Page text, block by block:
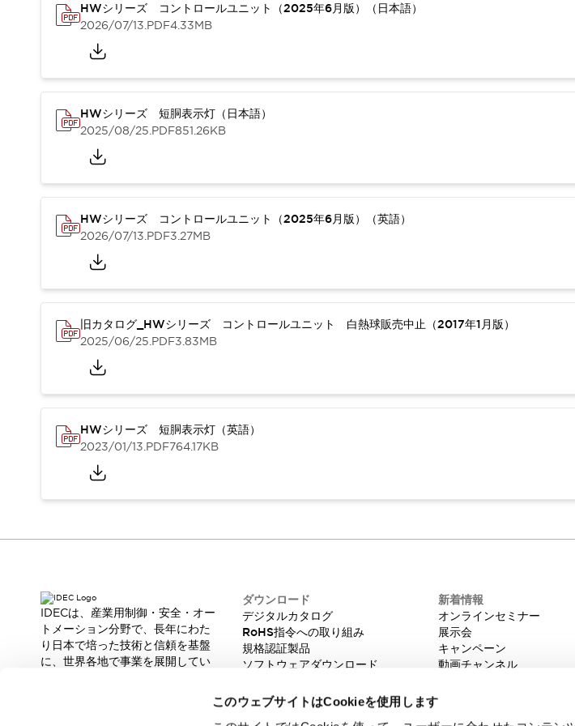
このウェブサイトはCookieを使用します
重量物搬送アシスト
COLLABORATIVE ROBOTS
SWD搭載 AMR開発キット
防爆技術への取り組み
防爆関連の法律・政令・省令
防爆安全セミナー
アプリケーション・事例
一覧を表示する
商品箱詰め装置
人と機械の接点を清潔に
デジタルカタログRoHS指令への取り組み
規格認証製品
ソフトウェアダウンロード
Automation Organizer
スマートリレー専用プログラミングソフトウェア
オートメーション製品プログラミングソフトウェア
一覧を表示する
一覧を表示する
オンラインセミナー
共催オンラインセミナー
一覧を表示する
キャンペーン
動画チャンネル
技術コラム
HWシリーズ コントロールユニット（2025年6月版）（日本語）
2026/07/13.PDF4.33MB
HWシリーズ 短胴表示灯（日本語）
2025/08/25.PDF851.26KB
HWシリーズ コントロールユニット（2025年6月版）（英語）
2026/07/13.PDF3.27MB
旧カタログ_HWシリーズ コントロールユニット 白熱球販売中止（2017年1月版）
2025/06/25.PDF3.83MB
HWシリーズ 短胴表示灯（英語）
2023/01/13.PDF764.17KB
IDECは、産業用制御・安全・オー
トメーション分野で、長年にわた
り日本で培った技術と信頼を基盤
に、世界各地で事業を展開してい
ダウンロード
デジタルカタログ
RoHS指令への取り組み
規格認証製品
ソフトウェアダウンロード
新着情報
オンラインセミナー
展示会
キャンペーン
動画チャンネル
IDEC ニュースレター